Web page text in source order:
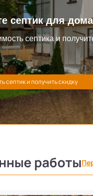
септик для
септика и
работы